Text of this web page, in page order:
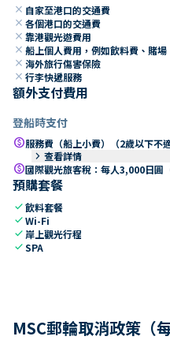
close 自家至港口的交通費
close 各個港口的交通費
close 靠港觀光遊費用
close 船上個人費用，例如飲料費、賭
close 海外旅行傷害保險
close 行李快遞服務
額外支付費用
登船時支付
paid服務費（船上小費）（2歲以下不適
keyboard_arrow_right 查看詳情
paid國際觀光旅客稅：每人3,000日
預購套餐
check飲料套餐
checkWi-Fi
check 岸上觀光行程
checkSPA
MSC郵輪取消政策（每